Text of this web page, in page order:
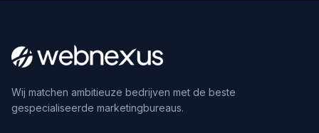
Wij matchen ambitieuze bedrijven met de beste
gespecialiseerde marketingbureaus.